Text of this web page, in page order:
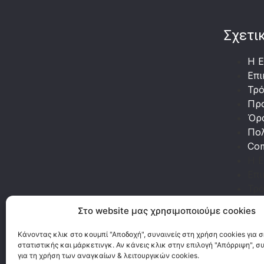
Στο website μας χρησιμοποιούμε cookies
Κάνοντας κλικ στο κουμπί "Αποδοχή", συναινείς στη χρήση cookies για
στατιστικής και μάρκετινγκ. Αν κάνεις κλικ στην επιλογή "Απόρριψη",
για τη χρήση των αναγκαίων & λειτουργικών cookies.
Η